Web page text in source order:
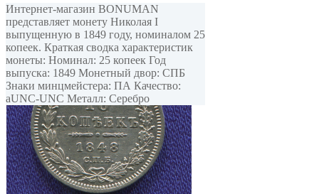
Интернет-магазин BONUMAN
представляет монету Николая I
выпущенную в 1849 году, номиналом 25
копеек. Краткая сводка характеристик
монеты: Номинал: 25 копеек Год
выпуска: 1849 Монетный двор: СПБ
Знаки минцмейстера: ПА Качество:
aUNC-UNC Металл: Серебро